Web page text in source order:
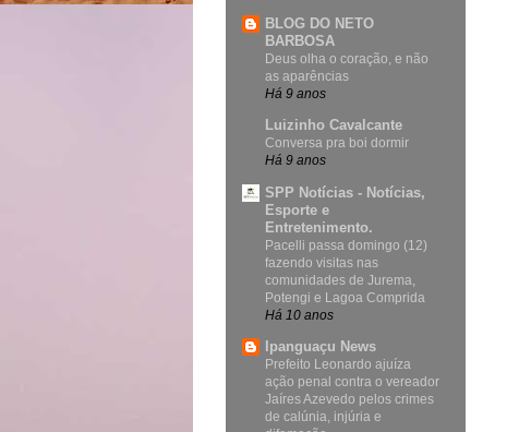
BLOG DO NETO
BARBOSA
Deus olha o coração, e não
as aparências
Há 9 anos
Luizinho Cavalcante
Conversa pra boi dormir
Há 9 anos
SPP Notícias - Notícias,
Esporte e
Entretenimento.
Pacelli passa domingo (12)
fazendo visitas nas
comunidades de Jurema,
Potengi e Lagoa Comprida
Há 10 anos
Ipanguaçu News
Prefeito Leonardo ajuíza
ação penal contra o vereador
Jaíres Azevedo pelos crimes
de calúnia, injúria e